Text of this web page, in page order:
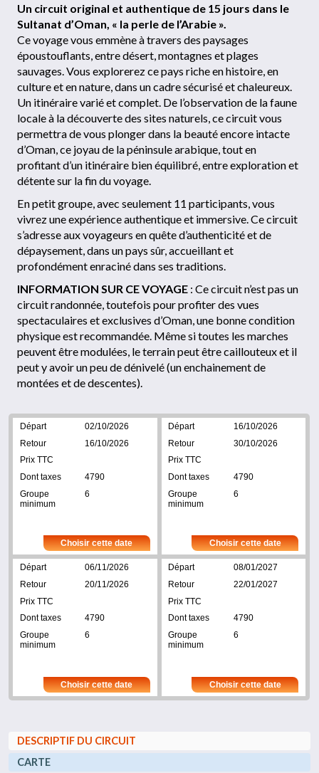
Un circuit original et authentique de 15 jours dans le
Sultanat d’Oman, « la perle de l’Arabie ».
Ce voyage vous emmène à travers des paysages
époustouflants, entre désert, montagnes et plages
sauvages. Vous explorerez ce pays riche en histoire, en
culture et en nature, dans un cadre sécurisé et chaleureux.
Un itinéraire varié et complet. De l’observation de la faune
locale à la découverte des sites naturels, ce circuit vous
permettra de vous plonger dans la beauté encore intacte
d’Oman, ce joyau de la péninsule arabique, tout en
profitant d’un itinéraire bien équilibré, entre exploration et
détente sur la fin du voyage.
En petit groupe, avec seulement 11 participants, vous
vivrez une expérience authentique et immersive. Ce circuit
s’adresse aux voyageurs en quête d’authenticité et de
dépaysement, dans un pays sûr, accueillant et
profondément enraciné dans ses traditions.
INFORMATION SUR CE VOYAGE : Ce circuit n’est pas un
circuit randonnée, toutefois pour profiter des vues
spectaculaires et exclusives d’Oman, une bonne condition
physique est recommandée. Même si toutes les marches
peuvent être modulées, le terrain peut être caillouteux et il
peut y avoir un peu de dénivelé (un enchainement de
montées et de descentes).
02/10/2026
16/10/2026
4790
6
Choisir cette date
16/10/2026
30/10/2026
4790
6
Choisir cette date
06/11/2026
20/11/2026
4790
6
Choisir cette date
08/01/2027
22/01/2027
4790
6
Choisir cette date
DESCRIPTIF DU CIRCUIT
CARTE